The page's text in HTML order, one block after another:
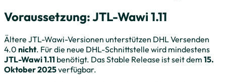
Voraussetzung: JTL-Wawi 1.11
Ältere JTL-Wawi-Versionen unterstützen DHL Versenden
4.0 nicht. Für die neue DHL-Schnittstelle wird mindestens
JTL-Wawi 1.11 benötigt. Das Stable Release ist seit dem 15.
Oktober 2025verfügbar.